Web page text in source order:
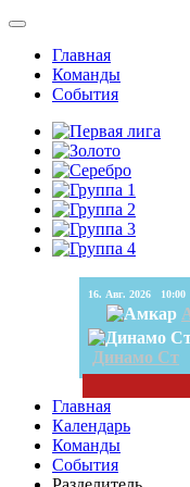
Главная
Команды
События
16. Авг. 2026 10:00
Динамо Ст
Главная
Календарь
Команды
События